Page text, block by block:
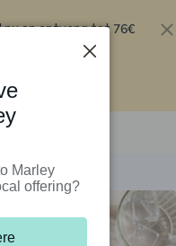
nu en ontvang tot 76€
Marley
offering?